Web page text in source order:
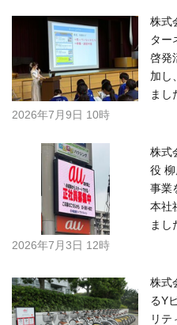
株式
ター
啓発
加し
まし
2026年7月9日 10時
株式
役
事業
本社
まし
2026年7月3日 12時
株式
るY
リテ